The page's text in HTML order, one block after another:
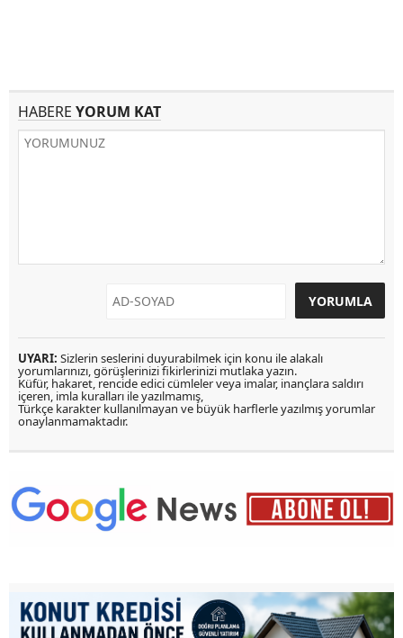
HABERE YORUM KAT
UYARI: Sizlerin seslerini duyurabilmek için konu ile alakalı
yorumlarınızı, görüşlerinizi fikirlerinizi mutlaka yazın.
Küfür, hakaret, rencide edici cümleler veya imalar, inançlara saldırı
içeren, imla kuralları ile yazılmamış,
Türkçe karakter kullanılmayan ve büyük harflerle yazılmış yorumlar
onaylanmamaktadır.